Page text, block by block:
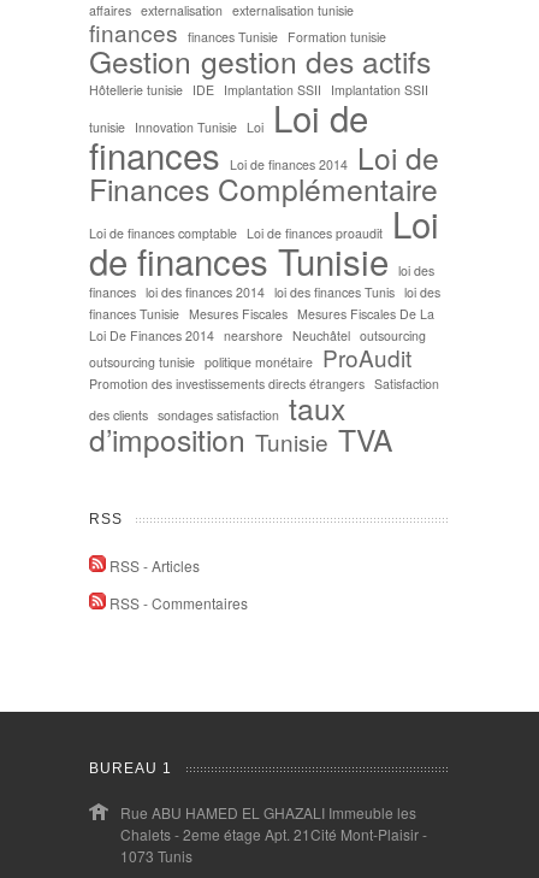
affaires externalisation externalisation tunisie
finances finances Tunisie Formation tunisie
Gestion gestion des actifs
Hôtellerie tunisie IDE Implantation SSII Implantation SSII
tunisie Innovation Tunisie Loi Loi de
finances Loi de finances 2014 Loi de
Finances Complémentaire
Loi de finances comptable Loi de finances proaudit Loi
de finances Tunisie loi des
finances loi des finances 2014 loi des finances Tunis loi des
finances Tunisie Mesures Fiscales Mesures Fiscales De La
Loi De Finances 2014 nearshore Neuchâtel outsourcing
outsourcing tunisie politique monétaire ProAudit
Promotion des investissements directs étrangers Satisfaction
des clients sondages satisfaction taux
d’imposition Tunisie TVA
RSS
RSS - Articles
RSS - Commentaires
BUREAU 1
Rue ABU HAMED EL GHAZALI Immeuble les
Chalets - 2eme étage Apt. 21Cité Mont-Plaisir -
1073 Tunis